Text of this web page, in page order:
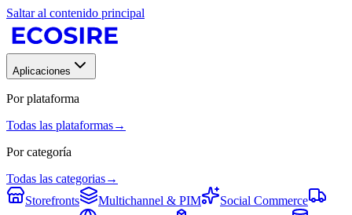
Saltar al contenido principal
Aplicaciones
Por plataforma
Todas las plataformas→
Por categoría
Todas las categorias→
Storefronts
Multichannel & PIM
Social Commerce